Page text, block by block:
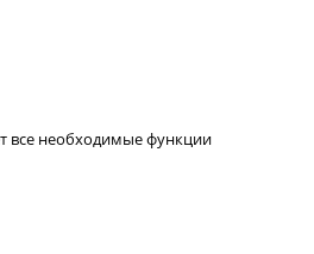
все необходимые функции